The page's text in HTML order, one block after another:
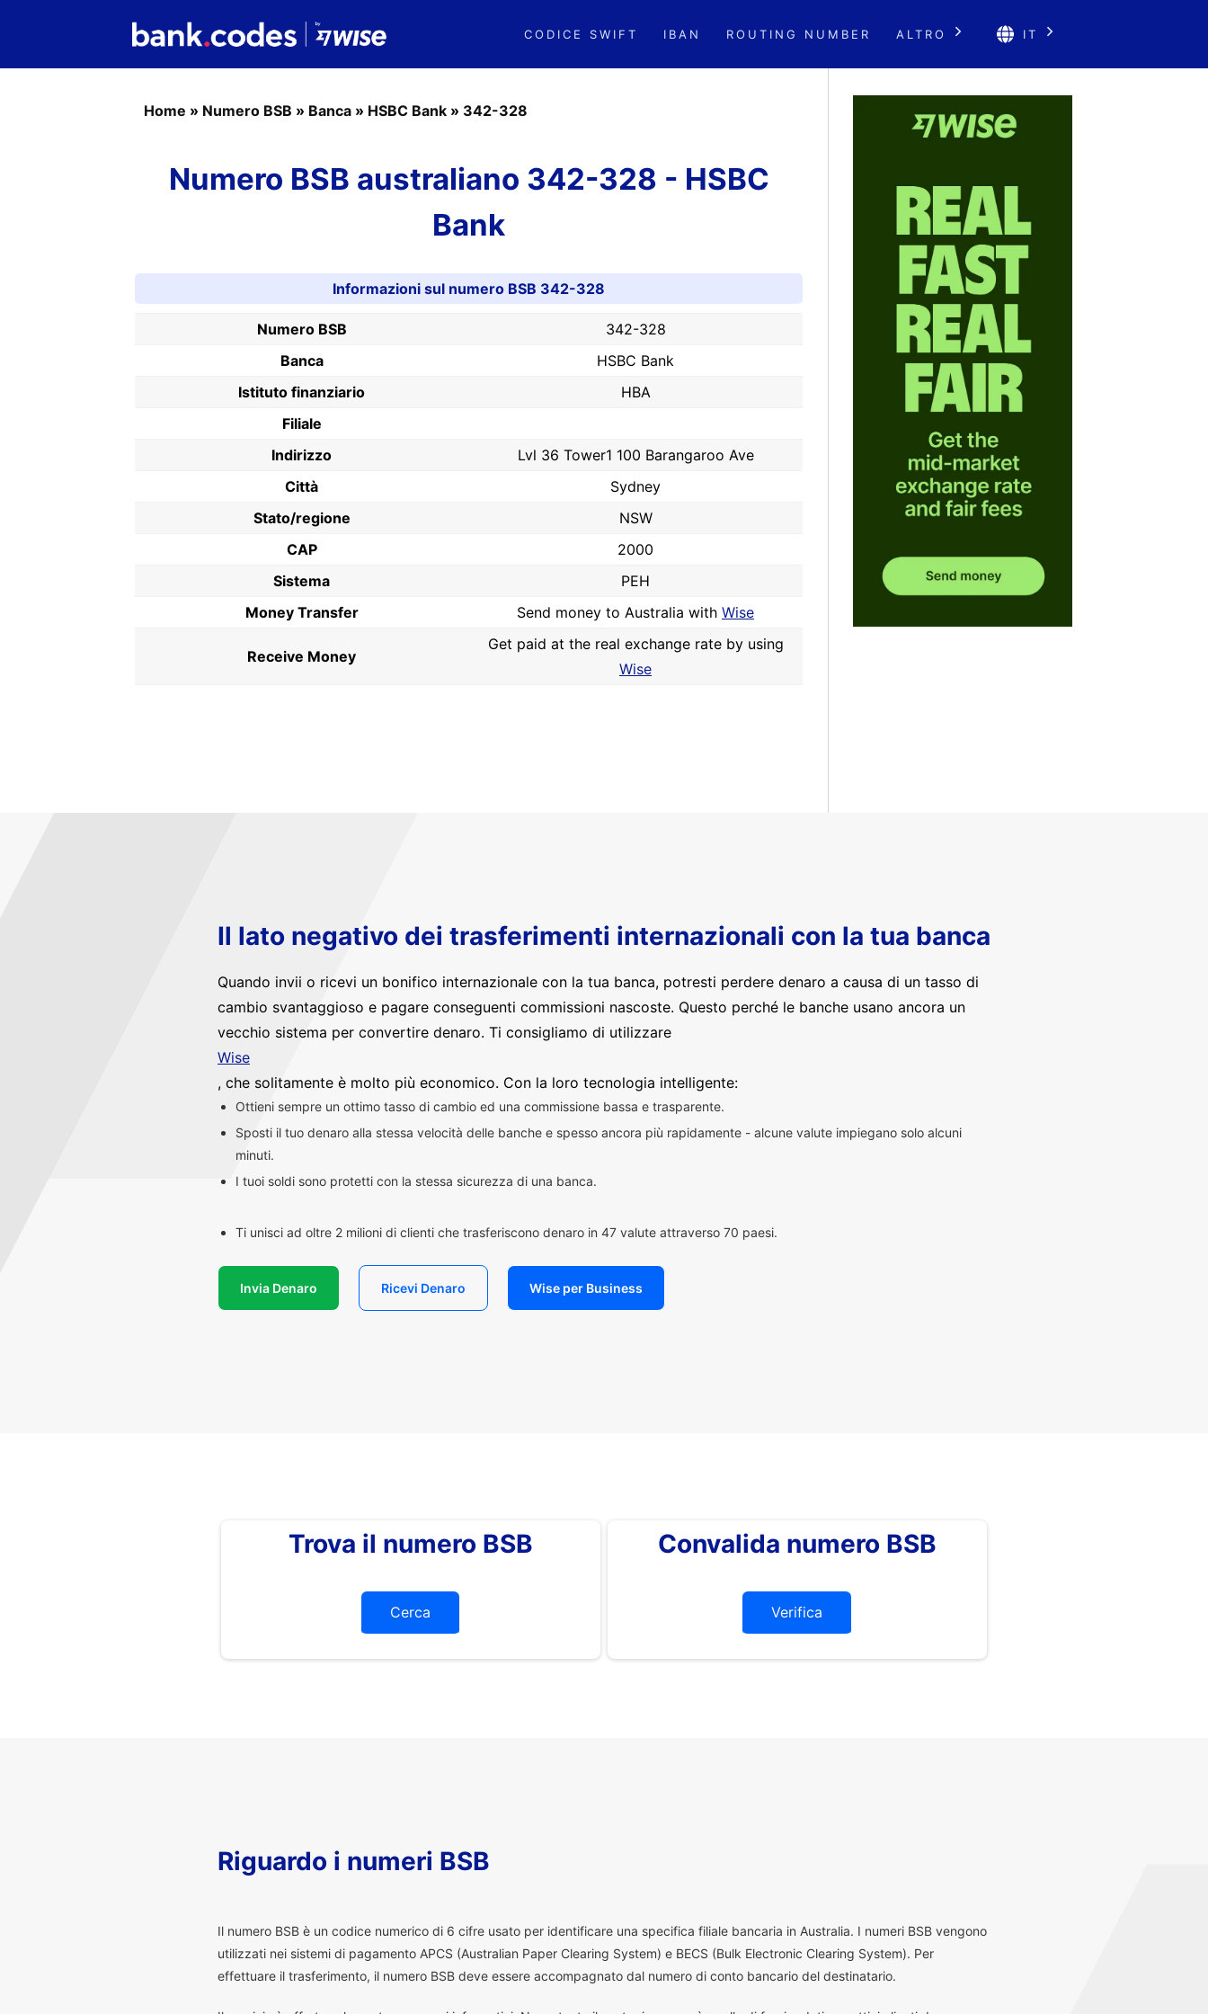
CODICE SWIFT IBAN ROUTING NUMBER ALTRO IT
Home » Numero BSB » Banca » HSBC Bank » 342-328
Numero BSB australiano 342-328 - HSBC
Bank
Informazioni sul numero BSB 342-328
Numero BSB
342-328
Banca
HSBC Bank
Istituto finanziario
HBA
Filiale
Indirizzo
Lvl 36 Tower1 100 Barangaroo Ave
Città
Sydney
Stato/regione
NSW
CAP
2000
Sistema
PEH
Money Transfer
Send money to Australia with Wise
Receive Money
Get paid at the real exchange rate by using
Wise
Il lato negativo dei trasferimenti internazionali con la tua banca
Quando invii o ricevi un bonifico internazionale con la tua banca, potresti perdere denaro a causa di un tasso di
cambio svantaggioso e pagare conseguenti commissioni nascoste. Questo perché le banche usano ancora un
vecchio sistema per convertire denaro. Ti consigliamo di utilizzare
Wise
, che solitamente è molto più economico. Con la loro tecnologia intelligente:
Ottieni sempre un ottimo tasso di cambio ed una commissione bassa e trasparente.
Sposti il tuo denaro alla stessa velocità delle banche e spesso ancora più rapidamente - alcune valute impiegano solo alcuni
minuti.
I tuoi soldi sono protetti con la stessa sicurezza di una banca.
Ti unisci ad oltre 2 milioni di clienti che trasferiscono denaro in 47 valute attraverso 70 paesi.
Invia Denaro Ricevi Denaro Wise per Business
Trova il numero BSB
Cerca
Convalida numero BSB
Verifica
Riguardo i numeri BSB
Il numero BSB è un codice numerico di 6 cifre usato per identificare una specifica filiale bancaria in Australia. I numeri BSB vengono
utilizzati nei sistemi di pagamento APCS (Australian Paper Clearing System) e BECS (Bulk Electronic Clearing System). Per
effettuare il trasferimento, il numero BSB deve essere accompagnato dal numero di conto bancario del destinatario.